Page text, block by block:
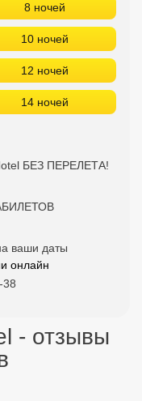
8 ночей
10 ночей
12 ночей
14 ночей
БЕЗ ПЕРЕЛЕТА!
ваши даты
онлайн
38
- отзывы